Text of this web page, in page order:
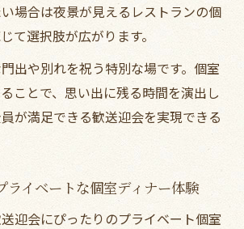
場合は夜景が見えるレストランの個
て選択肢が広がります。
出や別れを祝う特別な場です。個室
ことで、思い出に残る時間を演出し
が満足できる歓送迎会を実現できる
ライベートな個室ディナー体験
迎会にぴったりのプライベート個室